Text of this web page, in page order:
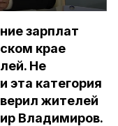
зарплат
крае
Не
эта категория
жителей
Владимиров.